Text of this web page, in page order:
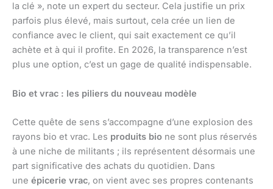
la clé », note un expert du secteur. Cela justifie un prix
parfois plus élevé, mais surtout, cela crée un lien de
confiance avec le client, qui sait exactement ce qu’il
achète et à qui il profite. En 2026, la transparence n’est
plus une option, c’est un gage de qualité indispensable.
Bio et vrac : les piliers du nouveau modèle
Cette quête de sens s’accompagne d’une explosion des
rayons bio et vrac. Les produits bio ne sont plus réservés
à une niche de militants ; ils représentent désormais une
part significative des achats du quotidien. Dans
une épicerie vrac, on vient avec ses propres contenants